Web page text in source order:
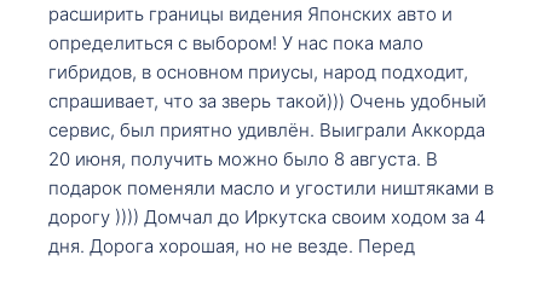
расширить границы видения Японских авто и
определиться с выбором! У нас пока мало
гибридов, в основном приусы, народ подходит,
спрашивает, что за зверь такой))) Очень удобный
сервис, был приятно удивлён. Выиграли Аккорда
20 июня, получить можно было 8 августа. В
подарок поменяли масло и угостили ништяками в
дорогу )))) Домчал до Иркутска своим ходом за 4
дня. Дорога хорошая, но не везде. Перед